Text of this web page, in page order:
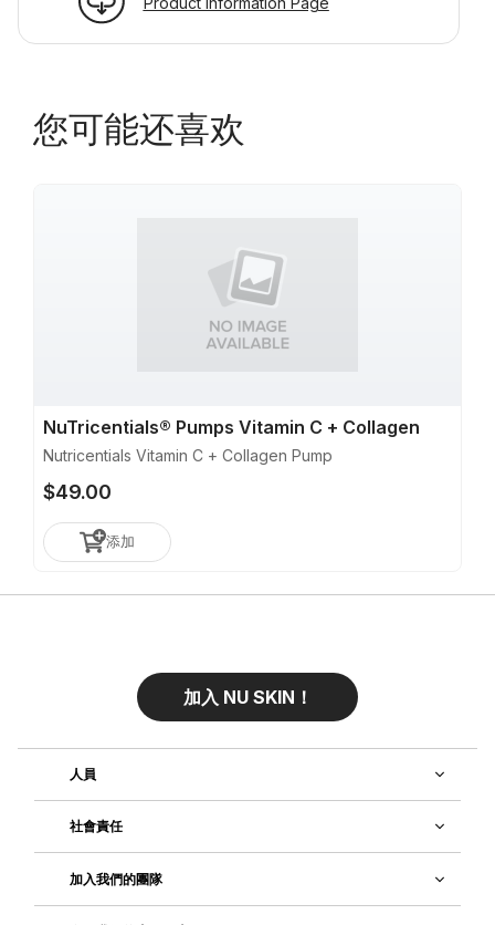
您可能还喜欢
NuTricentials® Pumps Vitamin C + Collagen
Nutricentials Vitamin C + Collagen Pump
$49.00
添加
加入 NU SKIN！
人員
社會責任
加入我們的團隊